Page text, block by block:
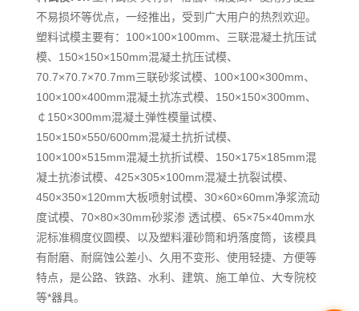
不易损坏等优点，一经推出，受到广大用户的热烈欢迎。
塑料试模主要有：100×100×100mm、三联混凝土抗压试
模、150×150×150mm混凝土抗压试模、
70.7×70.7×70.7mm三联砂浆试模、100×100×300mm、
100×100×400mm混凝土抗冻式模、150×150×300mm、
￠150×300mm混凝土弹性模量试模、
150×150×550/600mm混凝土抗折试模、
100×100×515mm混凝土抗折试模、150×175×185mm混
凝土抗渗试模、425×305×100mm混凝土抗裂试模、
450×350×120mm大板喷射试模、30×60×60mm净浆流动
度试模、70×80×30mm砂浆渗 透试模、65×75×40mm水
泥标准稠度仪圆模、以及塑料灌砂筒和坍落度筒，该模具
有耐磨、耐腐蚀公差小、久用不变形、使用轻捷、方便等
特点，是公路、铁路、水利、建筑、施工单位、大专院校
等*器具。